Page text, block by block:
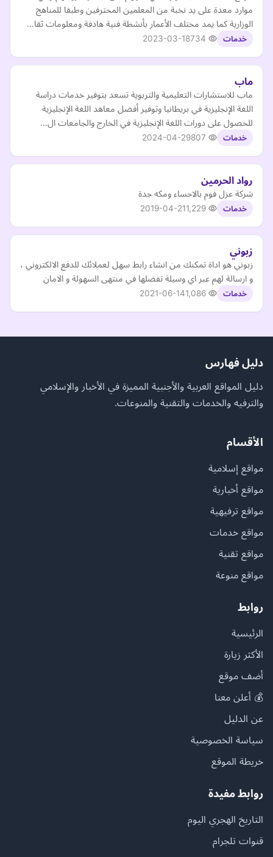
موارد معدة على يد نخبة من المعلمين المحترفين وطبقا للمناهج
الوزارية كما يمد مختلف الأعمار بأنشطة فنية هادفة ومعلومات ثقا…
خدمات 2023-03-18
ماب
ماب للاستشارات التعليمية والتربوية تسعد بتوفير خدمات دراسة
اللغة الإنجليزية في بريطانيا وتوفير أفضل معاهد اللغة الإنجليزية
للحصول على دورات اللغة الإنجليزية في الخارج والجامعات ال…
خدمات 2024-04-29
رواد الحرمين
شركة عزل فوم بالاحساء ومكه جدة
خدمات 2019-04-21
زبوني
زبوني هو اداة تمكنك من انشاء رابط سهل لعملائك للدفع الالكتروني ،
و ارسالة لهم عبر اي وسيلة تفضلها في منتهى السهولة و الامان
خدمات 2021-06-14
دليل فهارس
دليل المواقع العربية والأجنبية المميزة في الأخبار والإسلامي
والترفيه والخدمات والتقنية والمنوعات.
الأقسام
مواقع إسلامية
مواقع أخبارية
مواقع ترفيهية
مواقع خدمات
مواقع تقنية
مواقع منوعة
روابط
الرئيسية
الأكثر زيارة
أضف موقع
💰 أعلن معنا
عن الدليل
سياسة الخصوصية
خريطة الموقع
روابط مفيدة
التاريخ الهجري اليوم
قنوات تلجرام